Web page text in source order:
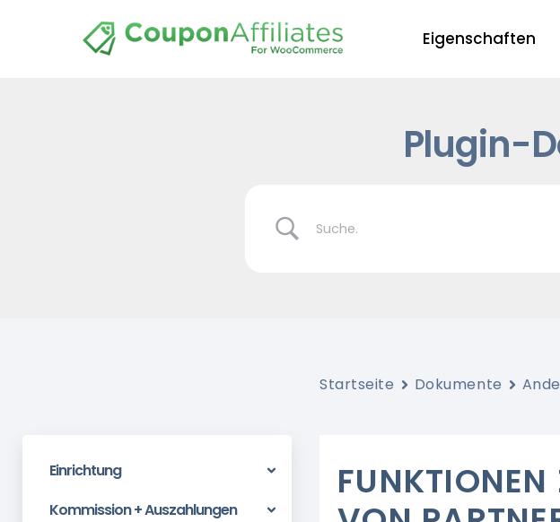
Eigenschaften
Plugin-
Einrichtung
Kommission + Auszahlungen
Startseite Dokumente
FUNKTIONEN